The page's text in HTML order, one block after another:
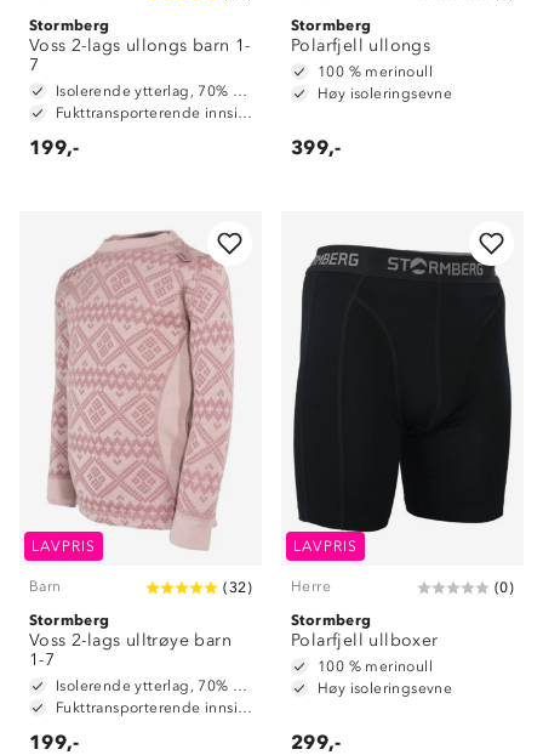
Stormberg
Voss 2-lags ullongs barn 1-
7
Isolerende ytterlag, 70% merinoull / 30% polyester
Fukttransporterende innside, 100% polyester
199,-
Stormberg
Polarfjell ullongs
100 % merinoull
Høy isoleringsevne
399,-
LAVPRIS
Barn (32)
Stormberg
Voss 2-lags ulltrøye barn
1-7
Isolerende ytterlag, 70% merinoull / 30% polyester
Fukttransporterende innside, 100% polyester
199,-
LAVPRIS
Herre (0)
Stormberg
Polarfjell ullboxer
100 % merinoull
Høy isoleringsevne
299,-